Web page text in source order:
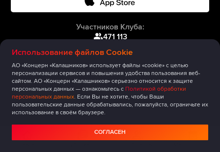
Использование файлов Cookie
АО «Концерн «Калашников» использует файлы «cookie» с целью
персонализации сервисов и повышения удобства пользования веб-
сайтом. АО «Концерн «Калашников» серьезно относится к защите
персональных данных — ознакомьтесь с Политикой обработки
персональных данных. Если Вы не хотите, чтобы Ваши
пользовательские данные обрабатывались, пожалуйста, ограничьте их
использование в своём браузере.
СОГЛАСЕН
Участников Клуба:
471 113